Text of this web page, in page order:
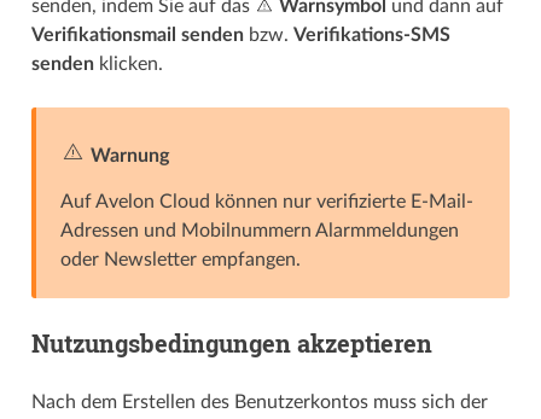
senden, indem Sie auf das
Warnsymbol und dann auf
Verifikationsmail sendenbzw. Verifikations-SMS
sendenklicken.
Warnung
Auf Avelon Cloud können nur verifizierte E-Mail-
Adressen und Mobilnummern Alarmmeldungen
oder Newsletter empfangen.
Nutzungsbedingungen akzeptieren
Nach dem Erstellen des Benutzerkontos muss sich der